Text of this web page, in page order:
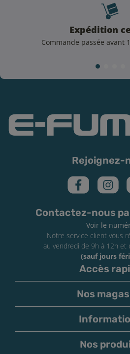
Expédition
Commande passée avant
Rejoignez-
Contactez-nous
Voir le
Notre service client vous
au vendredi de 9h à 12h et
(sauf jours
Accès
Nos
Nos